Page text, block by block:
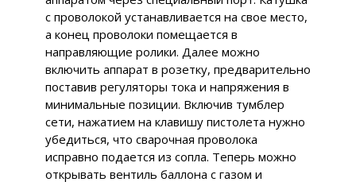
с проволокой устанавливается на свое место,
а конец проволоки помещается в
направляющие ролики. Далее можно
включить аппарат в розетку, предварительно
поставив регуляторы тока и напряжения в
минимальные позиции. Включив тумблер
сети, нажатием на клавишу пистолета нужно
убедиться, что сварочная проволока
исправно подается из сопла. Теперь можно
открывать вентиль баллона с газом и